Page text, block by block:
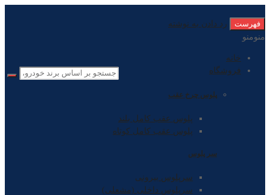
فهرست
رد دادن به نوشته
منومنو
خانه
فروشگاه
پلوس چرخ عقب
پلوس عقب کامل بلند
پلوس عقب کامل کوتاه
سر پلوس
سرپلوس بیرونی
سرپلوس داخلی (مشعلی)